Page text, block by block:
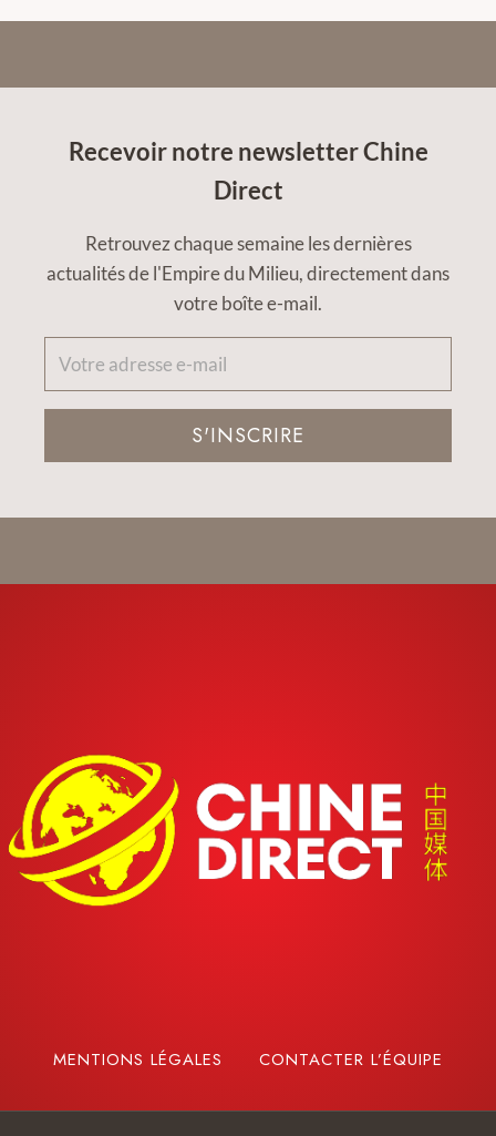
Recevoir notre newsletter Chine
Direct
Retrouvez chaque semaine les dernières
actualités de l'Empire du Milieu, directement dans
votre boîte e-mail.
S'INSCRIRE
MENTIONS LÉGALES CONTACTER L’ÉQUIPE